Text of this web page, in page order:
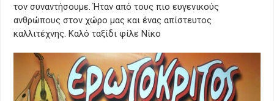
τον συναντήσουμε. Ήταν από τους πιο ευγενικούς
ανθρώπους στον χώρο μας και ένας απίστευτος
καλλιτέχνης. Καλό ταξίδι φίλε Νίκο